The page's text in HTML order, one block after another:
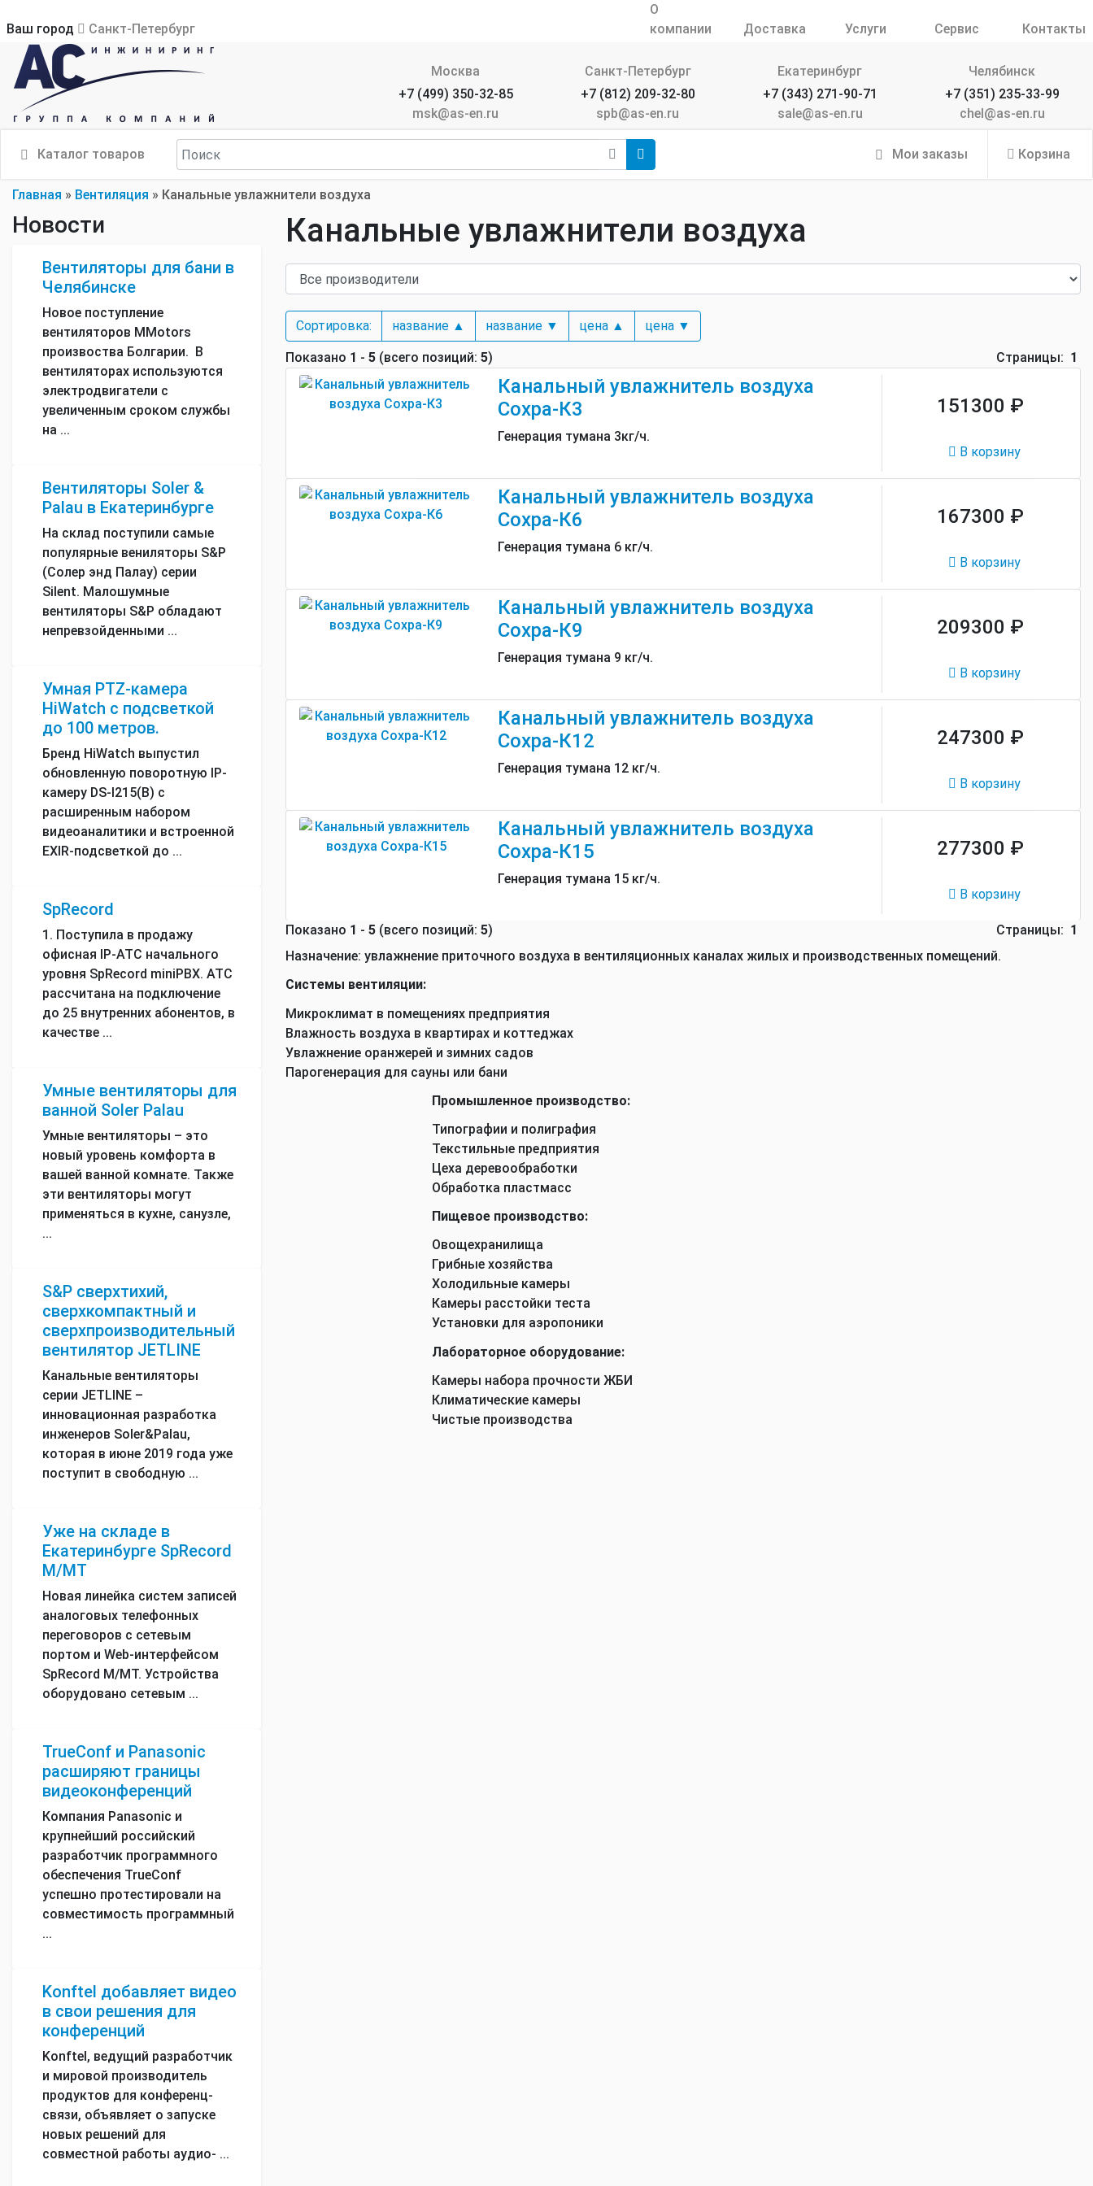
Ваш город Санкт-Петербург
О
компании
Доставка Услуги Сервис Контакты
Москва
+7 (499) 350-32-85
msk@as-en.ru
Санкт-Петербург
+7 (812) 209-32-80
spb@as-en.ru
Екатеринбург
+7 (343) 271-90-71
sale@as-en.ru
Челябинск
+7 (351) 235-33-99
chel@as-en.ru
Каталог товаров Корзина
Мои заказы
Главная » Вентиляция » Канальные увлажнители воздуха
Новости
Вентиляторы для бани в
Челябинске
Новое поступление
вентиляторов MMotors
произвоства Болгарии. В
вентиляторах используются
электродвигатели с
увеличенным сроком службы
на ...
Вентиляторы Soler &
Palau в Екатеринбурге
На склад поступили самые
популярные вениляторы S&P
(Солер энд Палау) серии
Silent. Малошумные
вентиляторы S&P обладают
непревзойденными ...
Умная PTZ-камера
HiWatch с подсветкой
до 100 метров.
Бренд HiWatch выпустил
обновленную поворотную IP-
камеру DS-I215(B) с
расширенным набором
видеоаналитики и встроенной
EXIR-подсветкой до ...
SpRecord
1. Поступила в продажу
офисная IP-АТС начального
уровня SpRecord miniPBX. АТС
рассчитана на подключение
до 25 внутренних абонентов, в
качестве ...
Умные вентиляторы для
ванной Soler Palau
Умные вентиляторы – это
новый уровень комфорта в
вашей ванной комнате. Также
эти вентиляторы могут
применяться в кухне, санузле,
...
S&P сверхтихий,
сверхкомпактный и
сверхпроизводительный
вентилятор JETLINE
Канальные вентиляторы
серии JETLINE –
инновационная разработка
инженеров Soler&Palau,
которая в июне 2019 года уже
поступит в свободную ...
Уже на складе в
Екатеринбурге SpRecord
М/МТ
Новая линейка систем записей
аналоговых телефонных
переговоров с сетевым
портом и Web-интерфейсом
SpRecord М/МТ. Устройства
оборудовано сетевым ...
TrueConf и Panasonic
расширяют границы
видеоконференций
Компания Panasonic и
крупнейший российский
разработчик программного
обеспечения TrueConf
успешно протестировали на
совместимость программный
...
Konftel добавляет видео
в свои решения для
конференций
Konftel, ведущий разработчик
и мировой производитель
продуктов для конференц-
связи, объявляет о запуске
новых решений для
совместной работы аудио- ...
Канальные увлажнители воздуха
Сортировка: название ▲ название ▼ цена ▲ цена ▼
Страницы: 1
Показано 1 - 5 (всего позиций: 5)
Канальный увлажнитель воздуха
Сохра-К3
Генерация тумана 3кг/ч.
151300 ₽
В корзину
Канальный увлажнитель воздуха
Сохра-К6
Генерация тумана 6 кг/ч.
167300 ₽
В корзину
Канальный увлажнитель воздуха
Сохра-К9
Генерация тумана 9 кг/ч.
209300 ₽
В корзину
Канальный увлажнитель воздуха
Сохра-К12
Генерация тумана 12 кг/ч.
247300 ₽
В корзину
Канальный увлажнитель воздуха
Сохра-К15
Генерация тумана 15 кг/ч.
277300 ₽
В корзину
Страницы: 1
Показано 1 - 5 (всего позиций: 5)
Назначение: увлажнение приточного воздуха в вентиляционных каналах жилых и производственных помещений.
Системы вентиляции:
Микроклимат в помещениях предприятия
Влажность воздуха в квартирах и коттеджах
Увлажнение оранжерей и зимних садов
Парогенерация для сауны или бани
Промышленное производство:
Типографии и полиграфия
Текстильные предприятия
Цеха деревообработки
Обработка пластмасс
Пищевое производство:
Овощехранилища
Грибные хозяйства
Холодильные камеры
Камеры расстойки теста
Установки для аэропоники
Лабораторное оборудование:
Камеры набора прочности ЖБИ
Климатические камеры
Чистые производства